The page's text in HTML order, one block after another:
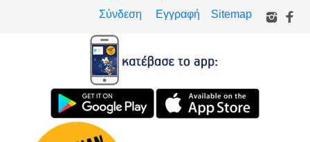
Σύνδεση Εγγραφή Sitemap